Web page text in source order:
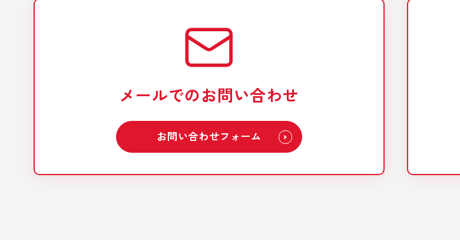
メールでのお問い合わせ
お問い合わせフォーム